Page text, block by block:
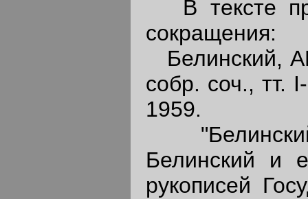
В тексте
сокращения:
Белинский,
собр. соч.,
1959.
Белинский и
рукописей